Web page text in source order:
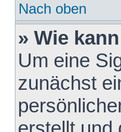
Nach oben
» Wie
Um eine
zunächst